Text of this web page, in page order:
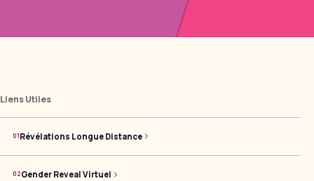
Liens Utiles
01Révélations Longue Distance
02Gender Reveal Virtuel